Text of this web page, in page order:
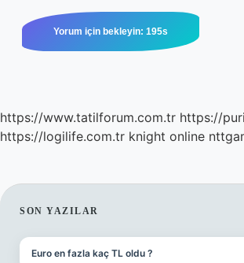
https://www.tatilforum.com.tr https://
https://logilife.com.tr knight online
SIDEBAR
SON YAZILAR
Euro en fazla kaç TL oldu ?